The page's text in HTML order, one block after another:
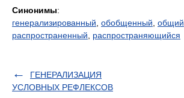
Синонимы:
генерализированный обобщенный общий
распространенный
распространяющийся
ГЕНЕРАЛИЗАЦИЯ
УСЛОВНЫХ РЕФЛЕКСОВ